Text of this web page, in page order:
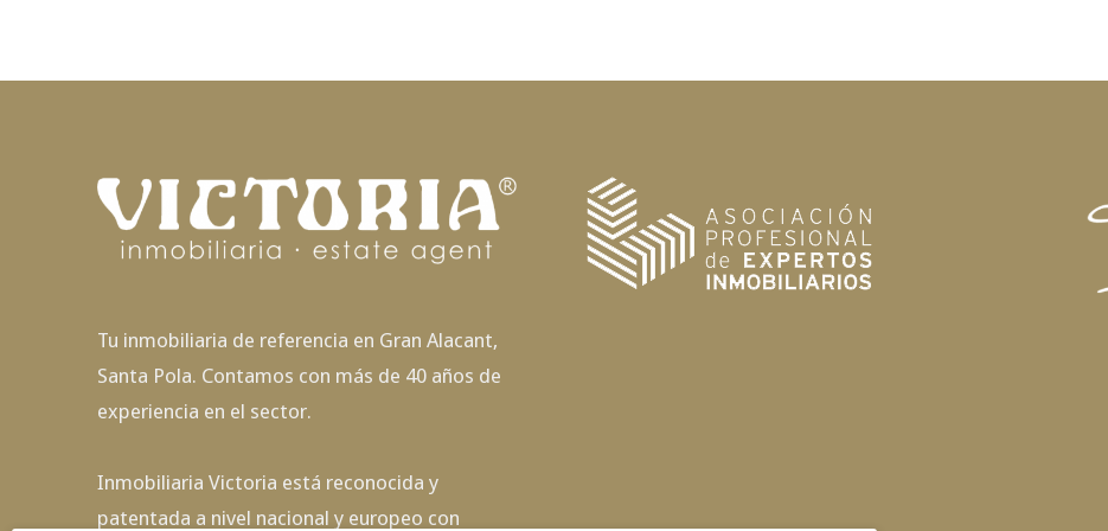
Tu inmobiliaria de referencia en Gran Alacant,
Santa Pola. Contamos con más de 40 años de
experiencia en el sector.
Inmobiliaria Victoria está reconocida y
patentada a nivel nacional y europeo con